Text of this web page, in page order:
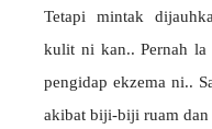
Tetapi mintak
kulit ni kan.. Pernah la
pengidap ekzema ni..
akibat biji-biji ruam dan